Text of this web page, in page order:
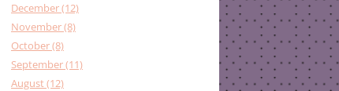
December (12)
November (8)
October (8)
September (11)
August (12)